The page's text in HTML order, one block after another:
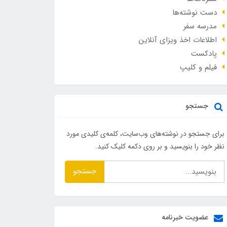
دست نوشته‌ها
مدرسه سفر
اطلاعات اخذ ویزای آنلاین
پادکست
فیلم و کلیپ
جستجو
برای جستجو در نوشته‌های وب‌سایت، کلمه‌ی کلیدی مورد
نظر خود را بنویسید و بر روی دکمه کلیک کنید.
جستجو
عضویت خبرنامه